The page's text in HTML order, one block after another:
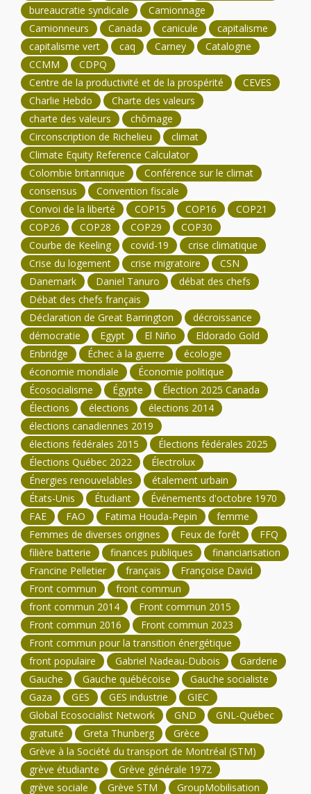
bureaucratie syndicale
Camionnage
Camionneurs
Canada canicule
capitalisme
capitalisme vert
caq Carney
Catalogne
CCMM
CDPQ
Centre de la productivité et de la prospérité
CEVES
Charlie Hebdo
Charte des valeurs
charte des valeurs
chômage
Circonscription de Richelieu
climat
Climate Equity Reference Calculator
Colombie britannique
Conférence sur le climat
consensus
Convention fiscale
Convoi de la liberté
COP15 COP16
COP21
COP26
COP28 COP29
COP30
Courbe de Keeling
covid-19
crise climatique
Crise du logement
crise migratoire
CSN
Danemark
Daniel Tanuro
débat des chefs
Débat des chefs français
Déclaration de Great Barrington
décroissance
démocratie
Egypt El Niño
Eldorado Gold
Enbridge
Échec à la guerre
écologie
économie mondiale
Économie politique
Écosocialisme
Égypte
Élection 2025 Canada
Élections
élections
élections 2014
élections canadiennes 2019
élections fédérales 2015
Élections fédérales 2025
Élections Québec 2022
Électrolux
Énergies renouvelables
étalement urbain
États-Unis
Étudiant
Événements d'octobre 1970
FAE
FAO Fatima Houda-Pepin
femme
Femmes de diverses origines
Feux de forêt
FFQ
filière batterie
finances publiques
financiarisation
Francine Pelletier
français
Françoise David
Front commun
front commun
front commun 2014
Front commun 2015
Front commun 2016
Front commun 2023
Front commun pour la transition énergétique
front populaire
Gabriel Nadeau-Dubois
Garderie
Gauche
Gauche québécoise
Gauche socialiste
Gaza
GES GES industrie
GIEC
Global Ecosocialist Network
GND
GNL-Québec
gratuité
Greta Thunberg
Grèce
Grève à la Société du transport de Montréal (STM)
grève étudiante
Grève générale 1972
grève sociale
Grève STM
GroupMobilisation